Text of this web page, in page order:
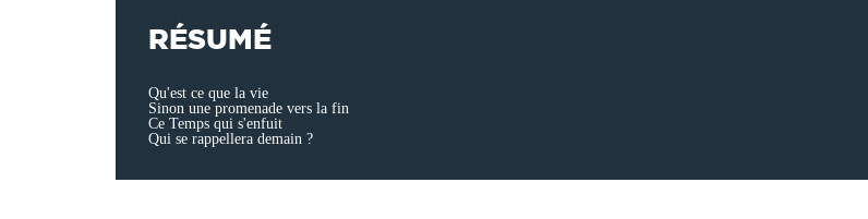
RÉSUMÉ
Qu'est ce que la vie
Sinon une promenade vers la fin
Ce Temps qui s'enfuit
Qui se rappellera demain ?